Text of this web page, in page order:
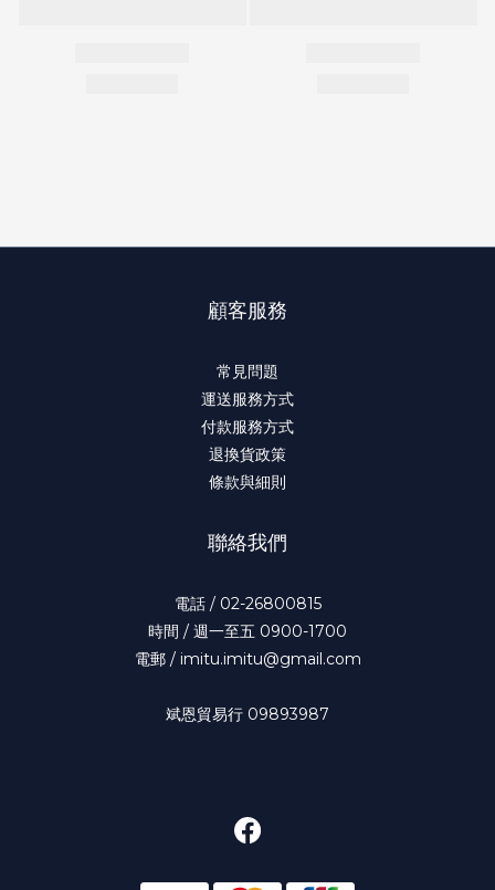
顧客服務
常見問題
運送服務方式
付款服務方式
退換貨政策
條款與細則
聯絡我們
電話 / 02-26800815
時間 / 週一至五 0900-1700
電郵 / imitu.imitu@gmail.com
斌恩貿易行 09893987